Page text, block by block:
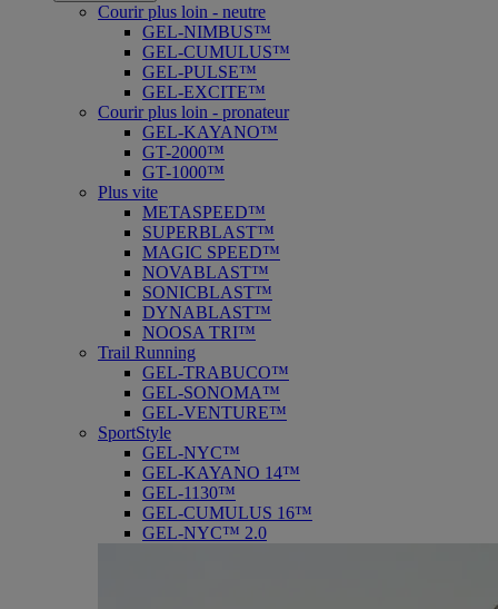
Courir plus loin - neutre
GEL-NIMBUS™
GEL-CUMULUS™
GEL-PULSE™
GEL-EXCITE™
Courir plus loin - pronateur
GEL-KAYANO™
GT-2000™
GT-1000™
Plus vite
METASPEED™
SUPERBLAST™
MAGIC SPEED™
NOVABLAST™
SONICBLAST™
DYNABLAST™
NOOSA TRI™
Trail Running
GEL-TRABUCO™
GEL-SONOMA™
GEL-VENTURE™
SportStyle
GEL-NYC™
GEL-KAYANO 14™
GEL-1130™
GEL-CUMULUS 16™
GEL-NYC™ 2.0